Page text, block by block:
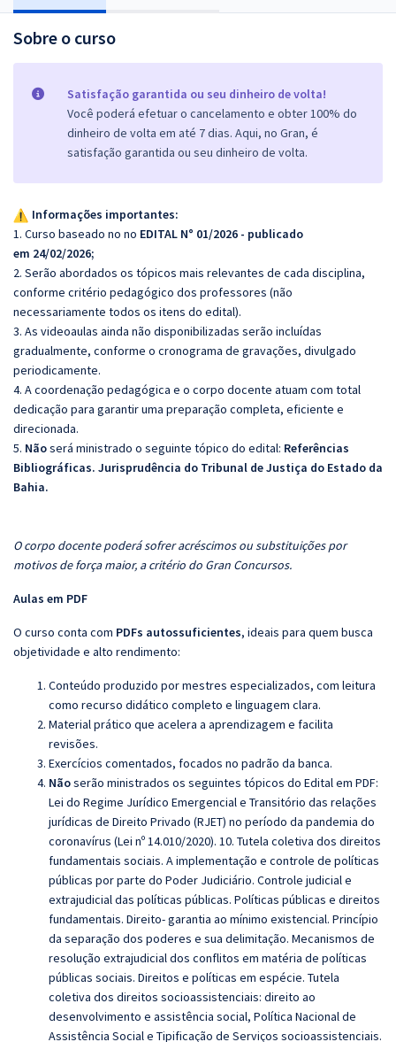
Sobre o curso
Satisfação garantida ou seu dinheiro de volta!
Você poderá efetuar o cancelamento e obter 100% do
dinheiro de volta em até 7 dias. Aqui, no Gran, é
satisfação garantida ou seu dinheiro de volta.
Informações importantes:
1. Curso baseado no no EDITAL N° 01/2026 - publicado
em 24/02/2026;
2. Serão abordados os tópicos mais relevantes de cada disciplina,
conforme critério pedagógico dos professores (não
necessariamente todos os itens do edital).
3. As videoaulas ainda não disponibilizadas serão incluídas
gradualmente, conforme o cronograma de gravações, divulgado
periodicamente.
4. A coordenação pedagógica e o corpo docente atuam com total
dedicação para garantir uma preparação completa, eficiente e
direcionada.
5. Nãoserá ministrado o seguinte tópico do edital: Referências
Bibliográficas. Jurisprudência do Tribunal de Justiça do Estado da
Bahia.
O corpo docente poderá sofrer acréscimos ou substituições por
motivos de força maior, a critério do Gran Concursos.
Aulas em PDF
O curso conta com PDFs autossuficientes, ideais para quem busca
objetividade e alto rendimento:
Conteúdo produzido por mestres especializados, com leitura
como recurso didático completo e linguagem clara.
Material prático que acelera a aprendizagem e facilita
revisões.
Exercícios comentados, focados no padrão da banca.
Nãoserão ministrados os seguintes tópicos do Edital em PDF:
Lei do Regime Jurídico Emergencial e Transitório das relações
jurídicas de Direito Privado (RJET) no período da pandemia do
coronavírus (Lei nº 14.010/2020). 10. Tutela coletiva dos direitos
fundamentais sociais. A implementação e controle de políticas
públicas por parte do Poder Judiciário. Controle judicial e
extrajudicial das políticas públicas. Políticas públicas e direitos
fundamentais. Direito- garantia ao mínimo existencial. Princípio
da separação dos poderes e sua delimitação. Mecanismos de
resolução extrajudicial dos conflitos em matéria de políticas
públicas sociais. Direitos e políticas em espécie. Tutela
coletiva dos direitos socioassistenciais: direito ao
desenvolvimento e assistência social, Política Nacional de
Assistência Social e Tipificação de Serviços socioassistenciais.